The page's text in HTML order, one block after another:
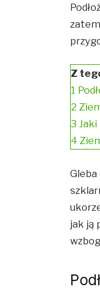
Z
1
2
3 Jaki
4
jak ją